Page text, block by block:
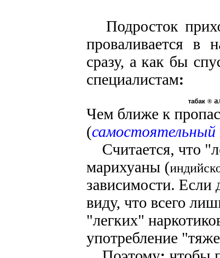
Подросток
проваливается в
сразу, а как бы
специалистам:
табак ®
Чем ближе к
(самостоятельный
Считается, что
марихуаны (
зависимости. Если
виду, что всего
"легких"
употребление